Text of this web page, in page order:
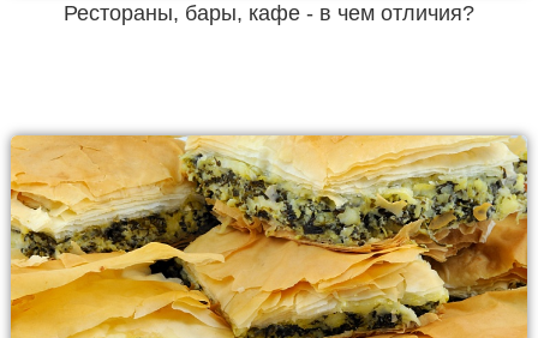
Рестораны, бары, кафе - в чем отличия?